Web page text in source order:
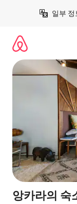
일부
앙카라의 숙